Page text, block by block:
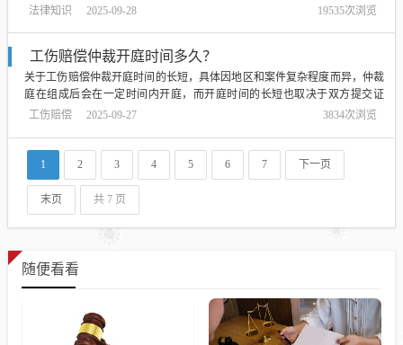
确或存在争议，法律上订金并非定金，不具备法律上的担保性质，主张双倍
法律知识 2025-09-28 19535次浏览
工伤赔偿仲裁开庭时间多久？
关于工伤赔偿仲裁开庭时间的长短，具体因地区和案件复杂程度而异，仲裁
庭在组成后会在一定时间内开庭，而开庭时间的长短也取决于双方提交证
据、陈述及辩论的情况，整个流程可能需要数天甚至数周时间，为确保权
工伤赔偿 2025-09-27 3834次浏览
1 2 3 4 5 6 7 下一页
末页 共 7 页
随便看看